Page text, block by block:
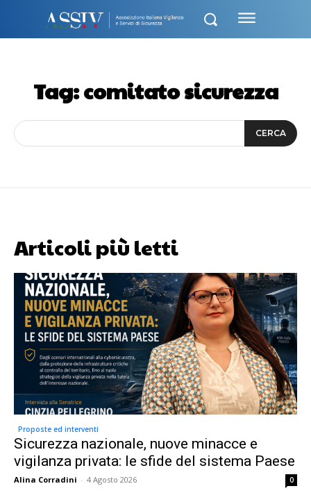
Tag:comitato sicurezza
CERCA
Articoli più letti
Proposte ed interventi
Sicurezza nazionale, nuove minacce e
vigilanza privata: le sfide del sistema Paese
Alina Corradini - 4 Agosto 2026 0